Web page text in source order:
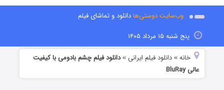
وب‌سایت دوستی‌هادانلود و تماشای فیلم
پنج شنبه ۱۵ مرداد ۱۴۰۵
خانه »دانلود فیلم‌ ایرانی »دانلود فیلم چشم بادومی با کیفیت
عالی BluRay